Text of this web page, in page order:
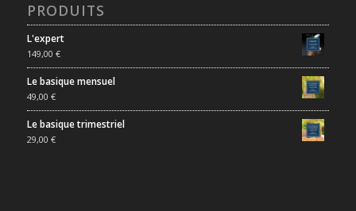
PRODUITS
L'expert
149,00 €
Le basique mensuel
49,00 €
Le basique trimestriel
29,00 €